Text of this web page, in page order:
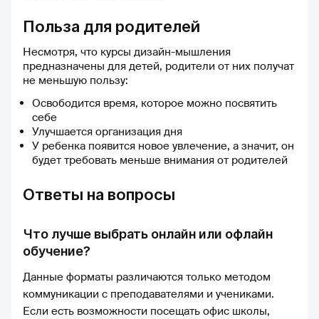
чуть больше интерактива в
занятиях — возможно,
интересные тесты-викторины
или игровые элементы,
которые помогли бы
разнообразить подготовку. 🌟
Конечно, я буду рекомендовать
своим подругам и знакомым!
Если вы хотите качественно
подготовиться к экзаменам по
истории и обществознанию,
учиться на Учёба.ру.
Польза для родителей
Несмотря, что курсы дизайн-мышления
предназначены для детей, родители от них получат
не меньшую пользу:
Освободится время, которое можно посвятить
себе
Улучшается организация дня
У ребенка появится новое увлечение, а значит, он
будет требовать меньше внимания от родителей
Ответы на вопросы
Что лучше выбрать онлайн или офлайн
обучение?
Данные форматы различаются только методом
коммуникации с преподавателями и учениками.
Если есть возможности посещать офис школы,